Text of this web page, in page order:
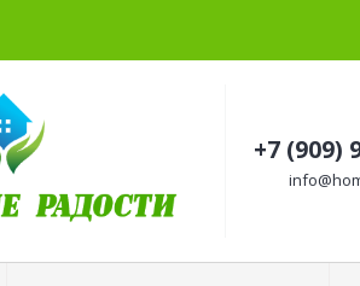
+7 (909)